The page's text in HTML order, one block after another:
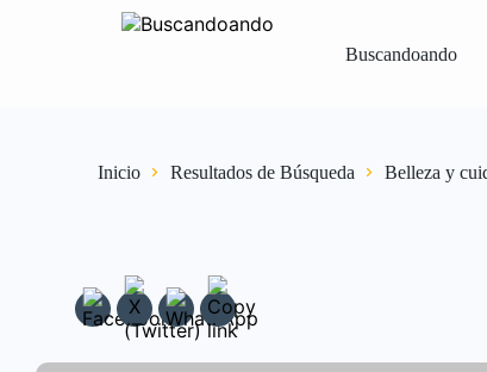
Buscandoando
Iniciar Sesión Registrar
Inicio Resultados de Búsqueda Belleza y